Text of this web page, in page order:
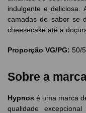
indulgente e deliciosa.
camadas de sabor se
cheesecake até a
Proporção VG/PG: 50/
Sobre a
Hypnos é uma marca
qualidade